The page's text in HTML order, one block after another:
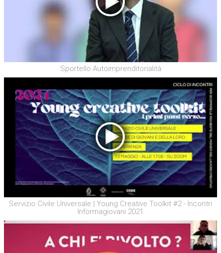
Sportello Autoimprenditorialità
Servizio Civile Universale | Young Creative Toolkit #2 - Incontri
Informagiovani 2021